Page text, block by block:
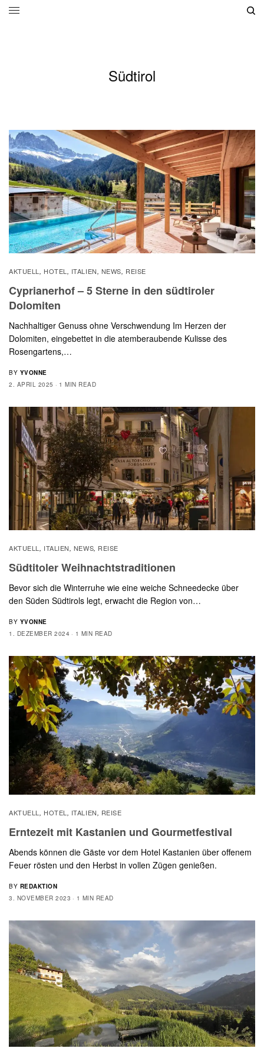
Südtirol
AKTUELL , HOTEL , ITALIEN, NEWS, REISE
Cyprianerhof – 5 Sterne in den südtiroler
Dolomiten
Nachhaltiger Genuss ohne Verschwendung Im Herzen der
Dolomiten, eingebettet in die atemberaubende Kulisse des
Rosengartens,…
BY YVONNE
2. APRIL 2025
1 MIN READ
AKTUELL , ITALIEN, NEWS, REISE
Südtitoler Weihnachtstraditionen
Bevor sich die Winterruhe wie eine weiche Schneedecke über
den Süden Südtirols legt, erwacht die Region von…
BY YVONNE
1. DEZEMBER 2024
1 MIN READ
AKTUELL , HOTEL , ITALIEN , REISE
Erntezeit mit Kastanien und Gourmetfestival
Abends können die Gäste vor dem Hotel Kastanien über offenem
Feuer rösten und den Herbst in vollen Zügen genießen.
BY REDAKTION
3. NOVEMBER 2023
1 MIN READ